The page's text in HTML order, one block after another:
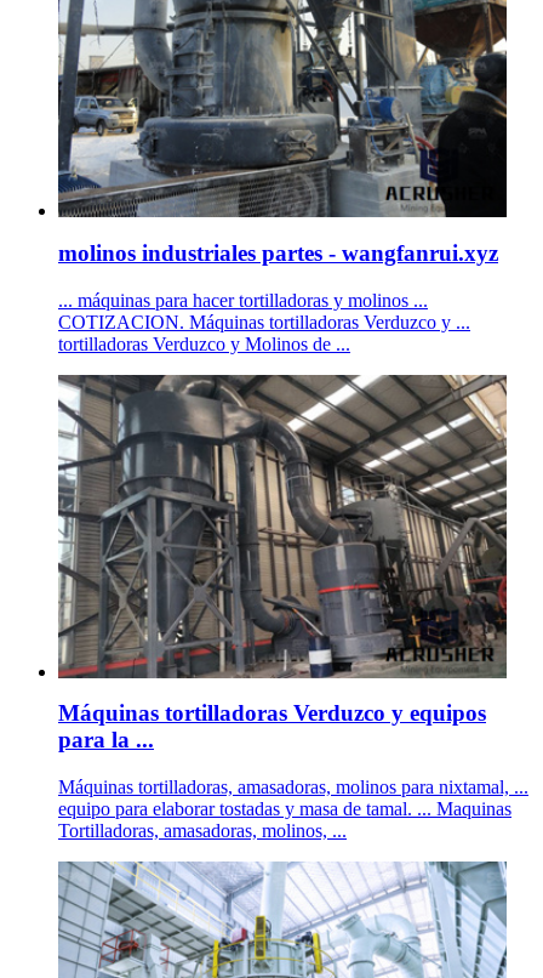
molinos industriales partes - wangfanrui.xyz
... máquinas para hacer tortilladoras y molinos ...
COTIZACION. Máquinas tortilladoras Verduzco y ...
tortilladoras Verduzco y Molinos de ...
Máquinas tortilladoras Verduzco y equipos
para la ...
Máquinas tortilladoras, amasadoras, molinos para nixtamal, ...
equipo para elaborar tostadas y masa de tamal. ... Maquinas
Tortilladoras, amasadoras, molinos, ...